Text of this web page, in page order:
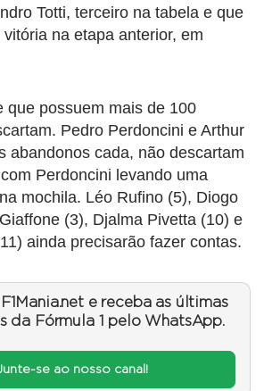
Totti, terceiro na tabela e que
na etapa anterior, em
que possuem mais de 100
Pedro Perdoncini e Arthur
abandonos cada, não descartam
Perdoncini levando uma
mochila. Léo Rufino (5), Diogo
(3), Djalma Pivetta (10) e
ainda precisarão fazer contas.
e receba as últimas
da Fórmula 1 pelo WhatsApp.
se ao nosso canal!